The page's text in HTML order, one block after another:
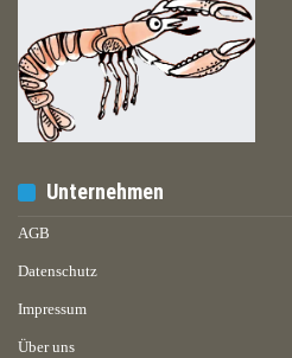
Unternehmen
AGB
Datenschutz
Impressum
Über uns